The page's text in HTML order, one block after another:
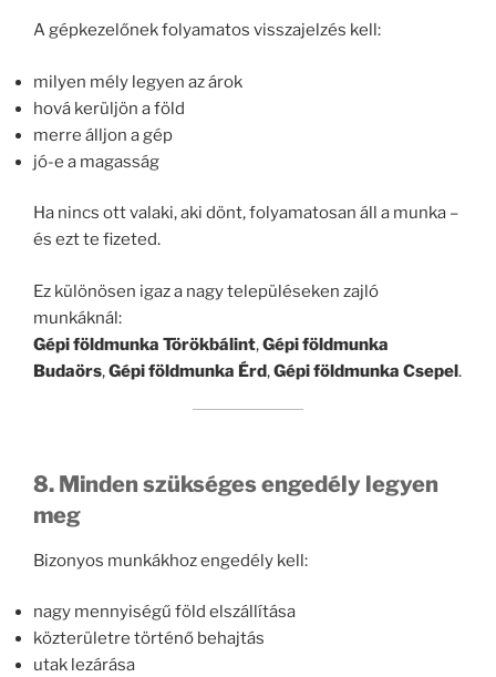
A gépkezelőnek folyamatos visszajelzés kell:
milyen mély legyen az árok
hová kerüljön a föld
merre álljon a gép
jó-e a magasság
Ha nincs ott valaki, aki dönt, folyamatosan áll a munka –
és ezt te fizeted.
Ez különösen igaz a nagy településeken zajló
munkáknál:
Gépi földmunka Törökbálint,Gépi földmunka
Budaörs,Gépi földmunka Érd,Gépi földmunka Csepel.
8. Minden szükséges engedély legyen
meg
Bizonyos munkákhoz engedély kell:
nagy mennyiségű föld elszállítása
közterületre történő behajtás
utak lezárása